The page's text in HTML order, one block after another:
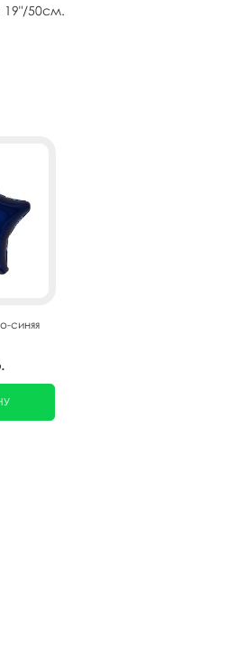
19"/50см.
синяя